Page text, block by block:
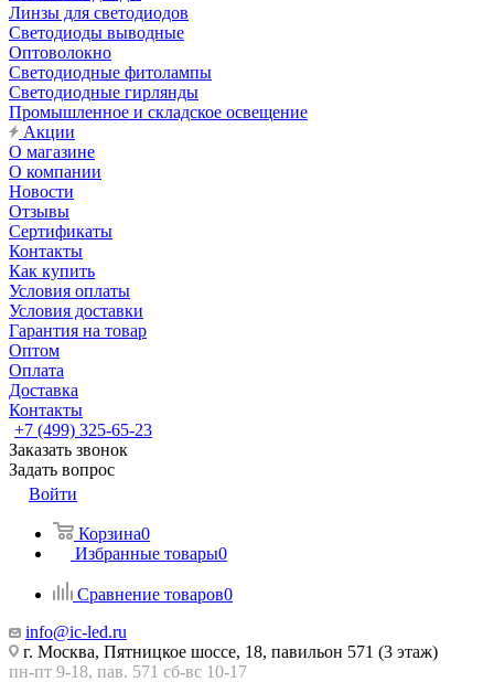
Линзы для светодиодов
Светодиоды выводные
Оптоволокно
Светодиодные фитолампы
Светодиодные гирлянды
Промышленное и складское освещение
Акции
О магазине
О компании
Новости
Отзывы
Сертификаты
Контакты
Как купить
Условия оплаты
Условия доставки
Гарантия на товар
Оптом
Оплата
Доставка
Контакты
+7 (499) 325-65-23
Заказать звонок
Задать вопрос
Войти
Корзина0
Избранные товары0
Сравнение товаров0
info@ic-led.ru
г. Москва, Пятницкое шоссе, 18, павильон 571 (3 этаж)
пн-пт 9-18, пав. 571 сб-вс 10-17